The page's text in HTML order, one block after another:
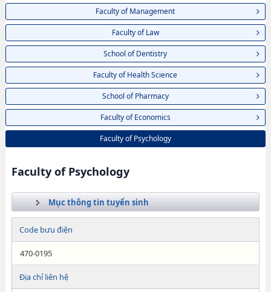
Faculty of Management
Faculty of Law
School of Dentistry
Faculty of Health Science
School of Pharmacy
Faculty of Economics
Faculty of Psychology
Faculty of Psychology
Mục thông tin tuyển sinh
Code bưu điện
470-0195
Địa chỉ liên hệ